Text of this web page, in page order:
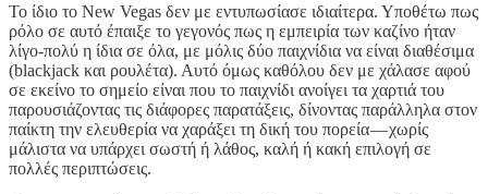
Το ίδιο το New Vegas δεν με εντυπωσίασε ιδιαίτερα. Υποθέτω πως
ρόλο σε αυτό έπαιξε το γεγονός πως η εμπειρία των καζίνο ήταν
λίγο-πολύ η ίδια σε όλα, με μόλις δύο παιχνίδια να είναι διαθέσιμα
(blackjack και ρουλέτα). Αυτό όμως καθόλου δεν με χάλασε αφού
σε εκείνο το σημείο είναι που το παιχνίδι ανοίγει τα χαρτιά του
παρουσιάζοντας τις διάφορες παρατάξεις, δίνοντας παράλληλα στον
παίκτη την ελευθερία να χαράξει τη δική του πορεία — χωρίς
μάλιστα να υπάρχει σωστή ή λάθος, καλή ή κακή επιλογή σε
πολλές περιπτώσεις.